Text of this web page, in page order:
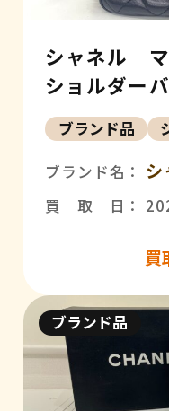
シャネル
ショルダー
ブランド品
ブランド名： シ
買 取 日：
買
ブランド品